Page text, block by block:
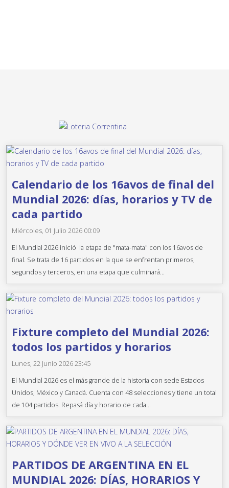
Calendario de los 16avos de final del
Mundial 2026: días, horarios y TV de
cada partido
Miércoles, 01 Julio 2026 00:09
El Mundial 2026 inició la etapa de "mata-mata" con los 16avos de
final. Se trata de 16 partidos en la que se enfrentan primeros,
segundos y terceros, en una etapa que culminará...
Fixture completo del Mundial 2026:
todos los partidos y horarios
Lunes, 22 Junio 2026 23:45
El Mundial 2026 es el más grande de la historia con sede Estados
Unidos, México y Canadá. Cuenta con 48 selecciones y tiene un total
de 104 partidos. Repasá día y horario de cada...
PARTIDOS DE ARGENTINA EN EL
MUNDIAL 2026: DÍAS, HORARIOS Y